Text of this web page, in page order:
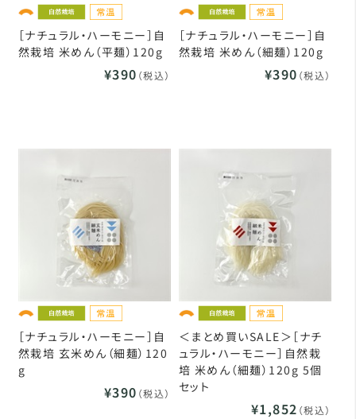
［ナチュラル・ハーモニー］自
然栽培 米めん（平麺）120g
¥390 （税込）
［ナチュラル・ハーモニー］自
然栽培 米めん（細麺）120g
¥390 （税込）
［ナチュラル・ハーモニー］自
然栽培 玄米めん（細麺）120
g
¥390 （税込）
＜まとめ買いSALE＞［ナチ
ュラル・ハーモニー］自然栽
培 米めん（細麺）120g 5個
セット
¥1,852 （税込）